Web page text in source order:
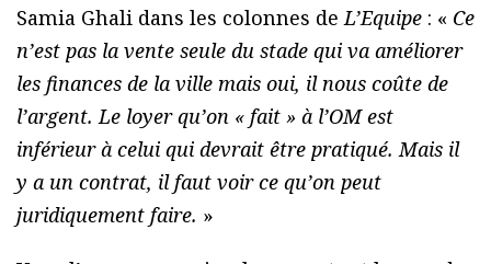
Samia Ghali dans les colonnes deL’Equipe : « Ce
n’est pas la vente seule du stade qui va améliorer
les finances de la ville mais oui, il nous coûte de
l’argent. Le loyer qu’on « fait » à l’OM est
inférieur à celui qui devrait être pratiqué. Mais il
y a un contrat, il faut voir ce qu’on peut
juridiquement faire. »